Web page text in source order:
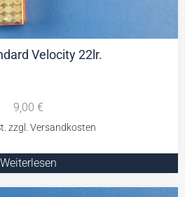
Velocity 22lr.
9,00 €
Weiterlesen